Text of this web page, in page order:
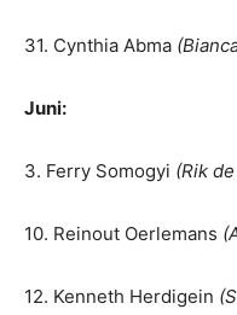
31. Cynthia Abma
Juni:
3. Ferry Somogyi (Rik
10. Reinout Oerlemans
12. Kenneth Herdigein